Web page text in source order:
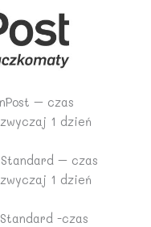
– czas
1 dzień
– czas
1 dzień
-czas